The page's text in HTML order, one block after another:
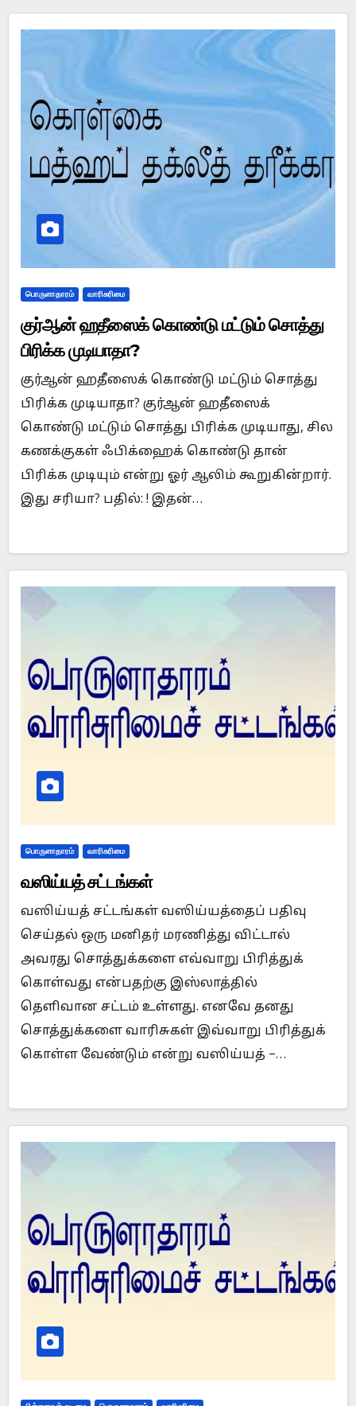
பொருளாதாரம் வாரிசுரிமை
குர்ஆன் ஹதீஸைக் கொண்டு மட்டும் சொத்து
பிரிக்க முடியாதா?
குர்ஆன் ஹதீஸைக் கொண்டு மட்டும் சொத்து
பிரிக்க முடியாதா? குர்ஆன் ஹதீஸைக்
கொண்டு மட்டும் சொத்து பிரிக்க முடியாது, சில
கணக்குகள் ஃபிக்ஹைக் கொண்டு தான்
பிரிக்க முடியும் என்று ஓர் ஆலிம் கூறுகின்றார்.
இது சரியா? பதில்: ! இதன்…
பொருளாதாரம் வாரிசுரிமை
வஸிய்யத் சட்டங்கள்
வஸிய்யத் சட்டங்கள் வஸிய்யத்தைப் பதிவு
செய்தல் ஒரு மனிதர் மரணித்து விட்டால்
அவரது சொத்துக்களை எவ்வாறு பிரித்துக்
கொள்வது என்பதற்கு இஸ்லாத்தில்
தெளிவான சட்டம் உள்ளது. எனவே தனது
சொத்துக்களை வாரிசுகள் இவ்வாறு பிரித்துக்
கொள்ள வேண்டும் என்று வஸிய்யத் –…